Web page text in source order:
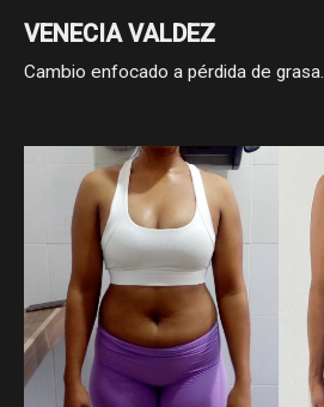
VENECIA VALDEZ
Cambio enfocado a pérdida de grasa.